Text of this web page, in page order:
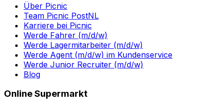
Über Picnic
Team Picnic PostNL
Karriere bei Picnic
Werde Fahrer (m/d/w)
Werde Lagermitarbeiter (m/d/w)
Werde Agent (m/d/w) im Kundenservice
Werde Junior Recruiter (m/d/w)
Blog
Online Supermarkt